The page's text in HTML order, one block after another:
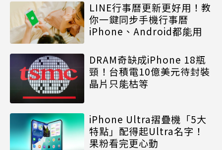
LINE行事曆更新更好用！教
你一鍵同步手機行事曆
iPhone、Android都能用
DRAM奇缺成iPhone 18瓶
頸！台積電10億美元待封裝
晶片只能枯等
iPhone Ultra摺疊機「5大
特點」配得起Ultra名字！
果粉看完更心動